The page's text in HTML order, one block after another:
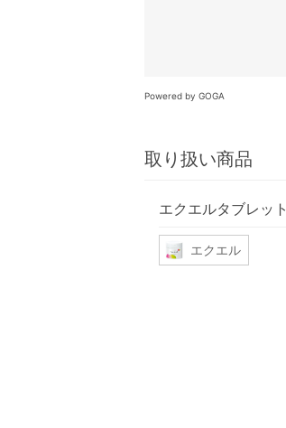
Powered by GOGA
取り扱い商品
エクエルタブレット
エクエル